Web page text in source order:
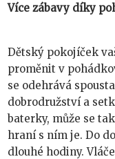
Více zábavy díky
Dětský pokojíček
proměnit v
se odehrává
dobrodružství a
baterky, může se
hraní s ním je. Do
dlouhé hodiny.